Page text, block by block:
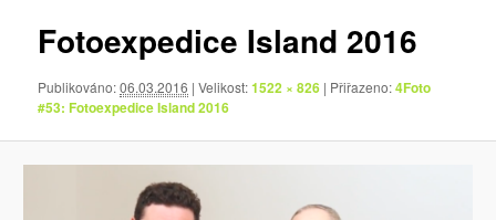
Fotoexpedice Island 2016
Publikováno:06.03.2016 | Velikost:1522 × 826 | Přiřazeno:4Foto
#53: Fotoexpedice Island 2016